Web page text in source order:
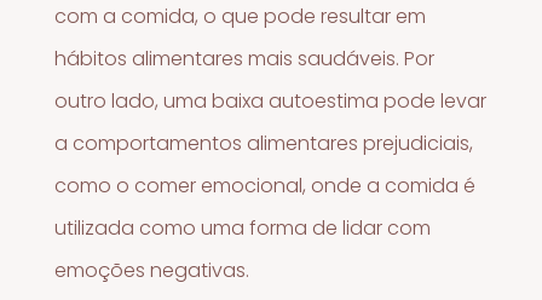
com a comida, o que pode resultar em
hábitos alimentares mais saudáveis. Por
outro lado, uma baixa autoestima pode levar
a comportamentos alimentares prejudiciais,
como o comer emocional, onde a comida é
utilizada como uma forma de lidar com
emoções negativas.